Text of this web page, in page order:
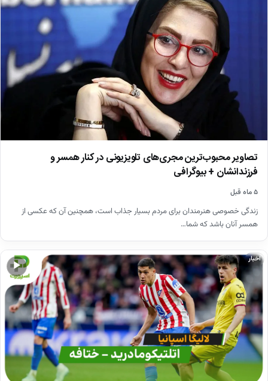
تصاویر محبوب‌ترین مجری‌های تلویزیونی در کنار همسر و
فرزندانشان + بیوگرافی
۵ ماه قبل
زندگی خصوصی هنرمندان برای مردم بسیار جذاب است، همچنین آن که عکسی از
همسر آنان باشد که شما…
▶
اخبار